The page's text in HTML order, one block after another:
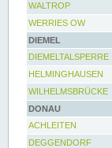
WALTROP
WERRIES OW
DIEMEL
DIEMELTALSPERRE
HELMINGHAUSEN
WILHELMSBRÜCKE
DONAU
ACHLEITEN
DEGGENDORF